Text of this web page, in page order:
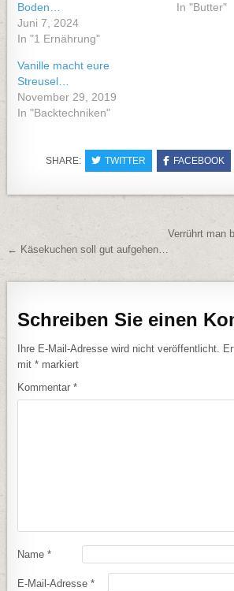
Boden…
Juni 7, 2024
In "1 Ernährung"
In "Butter"
Vanille macht eure
Streusel…
November 29, 2019
In "Backtechniken"
SHARE: TWITTER FACEBOOK
Beitragsnavigation
Verrührt man
← Käsekuchen soll gut aufgehen…
Schreiben Sie einen
Ihre E-Mail-Adresse wird nicht veröffentlicht.
mit* markiert
Kommentar*
Name*
E-Mail-Adresse*